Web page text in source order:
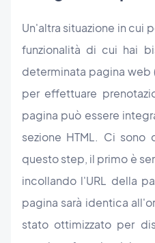
Un'altra situazione in cui
funzionalità di cui hai
determinata pagina web
per effettuare
pagina può essere
sezione HTML. Ci
questo step, il primo è
incollando l'URL della
pagina sarà identica
stato ottimizzato per